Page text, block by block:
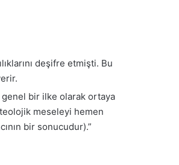
deşifre etmişti. Bu
genel bir ilke olarak ortaya
meseleyi hemen
bir sonucudur).”